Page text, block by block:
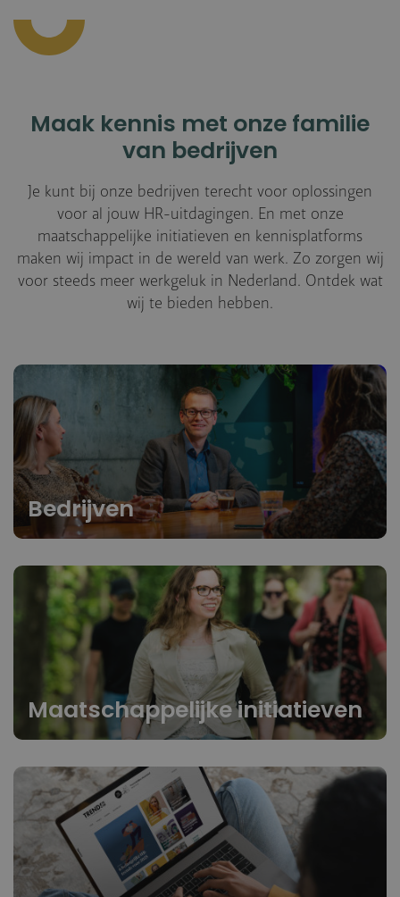
Maak kennis met onze familie
van bedrijven
Je kunt bij onze bedrijven terecht voor oplossingen
voor al jouw HR-uitdagingen. En met onze
maatschappelijke initiatieven en kennisplatforms
maken wij impact in de wereld van werk. Zo zorgen wij
voor steeds meer werkgeluk in Nederland. Ontdek wat
wij te bieden hebben.
Bedrijven
Maatschappelijke initiatieven